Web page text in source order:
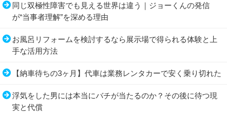
同じ双極性障害でも見える世界は違う｜ジョーくんの発信
が“当事者理解”を深める理由
お風呂リフォームを検討するなら展示場で得られる体験と上
手な活用方法
【納車待ちの3ヶ月】代車は業務レンタカーで安く乗り切れた
浮気をした男には本当にバチが当たるのか？その後に待つ現
実と代償